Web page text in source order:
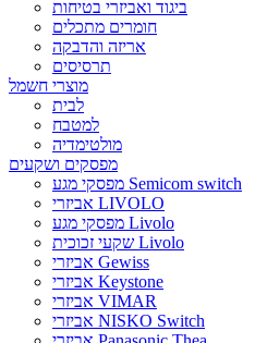
ביגוד ואביזרי בטיחות
חומרים מתכלים
אריזה והדבקה
תרסיסים
מוצרי חשמל
לבית
למטבח
מולטימדיה
מפסקים ושקעים
מפסקי מגע Semicom switch
אביזרי LIVOLO
מפסקי מגע Livolo
שקעי זכוכית Livolo
אביזרי Gewiss
אביזרי Keystone
אביזרי VIMAR
אביזרי NISKO Switch